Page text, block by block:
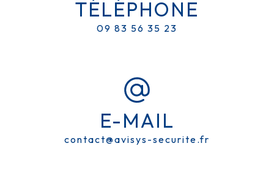
TÉLÉPHONE
09 83 56 35 23
E-MAIL
contact@avisys-securite.fr